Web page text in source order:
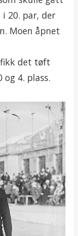
20. par, der
Moen åpnet
fikk det tøft
4. plass.